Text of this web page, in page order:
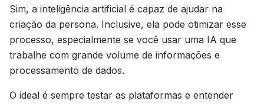
Sim, a inteligência artificial é capaz de ajudar na
criação da persona. Inclusive, ela pode otimizar esse
processo, especialmente se você usar uma IA que
trabalhe com grande volume de informações e
processamento de dados.
O ideal é sempre testar as plataformas e entender